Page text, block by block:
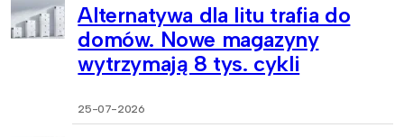
Alternatywa dla litu trafia do
domów. Nowe magazyny
wytrzymają 8 tys. cykli
25-07-2026